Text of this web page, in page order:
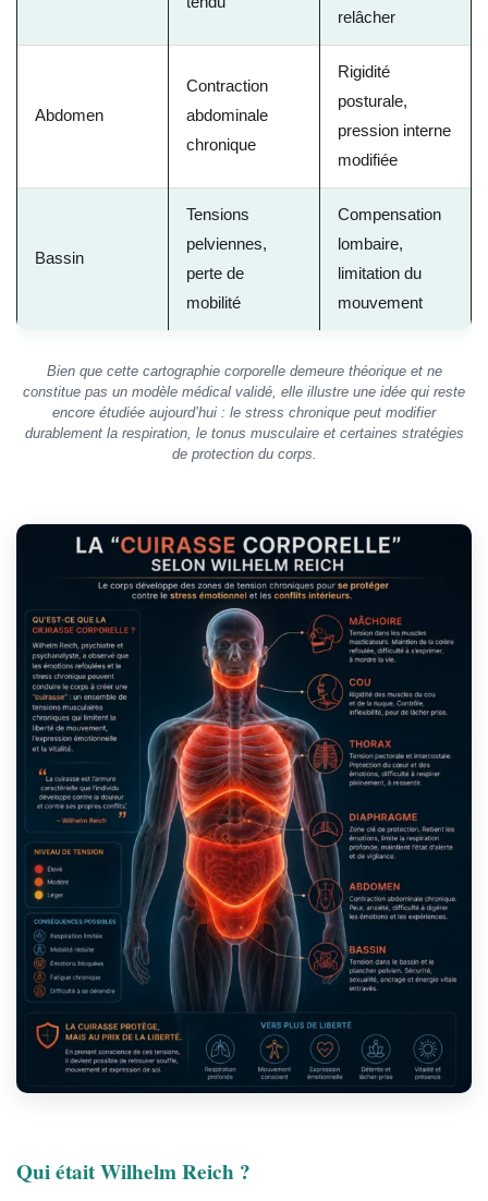
relâcher
Abdomen
Contraction
abdominale
chronique
Rigidité
posturale,
pression interne
modifiée
Bassin
Tensions
pelviennes,
perte de
mobilité
Compensation
lombaire,
limitation du
mouvement
Bien que cette cartographie corporelle demeure théorique et ne
constitue pas un modèle médical validé, elle illustre une idée qui reste
encore étudiée aujourd’hui : le stress chronique peut modifier
durablement la respiration, le tonus musculaire et certaines stratégies
de protection du corps.
Qui était Wilhelm Reich ?